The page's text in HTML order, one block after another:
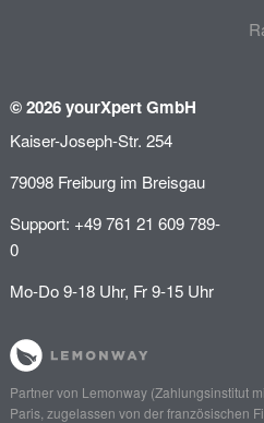
© 2026 yourXpert GmbH
Kaiser-Joseph-Str. 254
79098 Freiburg im Breisgau
Support: +49 761 21 609 789-
0
Mo-Do 9-18 Uhr, Fr 9-15 Uhr
Partner von Lemonway(Zahlungsinstitut
Paris, zugelassen von der französischen